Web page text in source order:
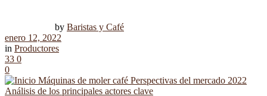
by Baristas y Café
enero 12, 2022
in Productores
33 0
0